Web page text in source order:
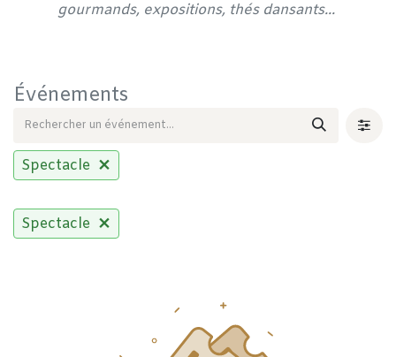
gourmands, expositions, thés dansants...
Événements
Spectacle
Spectacle